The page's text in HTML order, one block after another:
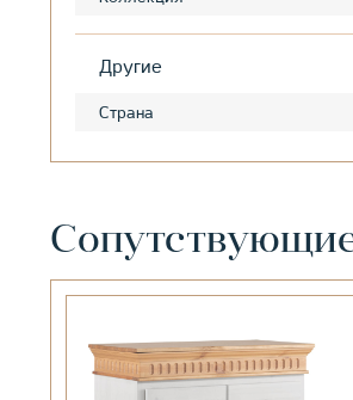
Другие
Страна